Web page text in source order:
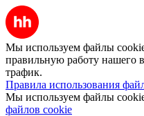
Мы используем файлы
правильную работу нашего
трафик.
Правила использования
Мы используем файлы
файлов cookie